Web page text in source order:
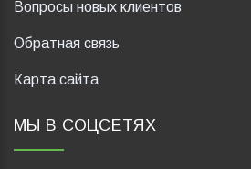
Вопросы новых клиентов
Обратная связь
Карта сайта
МЫ В СОЦСЕТЯХ